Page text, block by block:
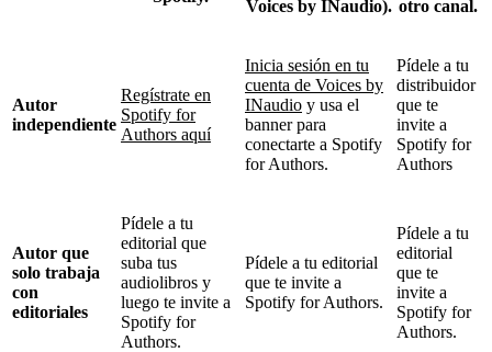
Voices by INaudio). otro canal.
Autor
independiente
Regístrate en
Spotify for
Authors aquí
Inicia sesión en tu
cuenta de Voices by
INaudio y usa el
banner para
conectarte a Spotify
for Authors.
Pídele a tu
distribuidor
que te
invite a
Spotify for
Authors
Autor que
solo trabaja
con
editoriales
Pídele a tu
editorial que
suba tus
audiolibros y
luego te invite a
Spotify for
Authors.
Pídele a tu editorial
que te invite a
Spotify for Authors.
Pídele a tu
editorial
que te
invite a
Spotify for
Authors.